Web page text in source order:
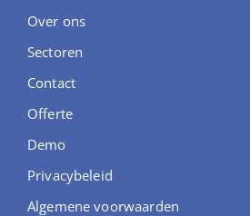
Over ons
Sectoren
Contact
Offerte
Demo
Privacybeleid
Algemene voorwaarden